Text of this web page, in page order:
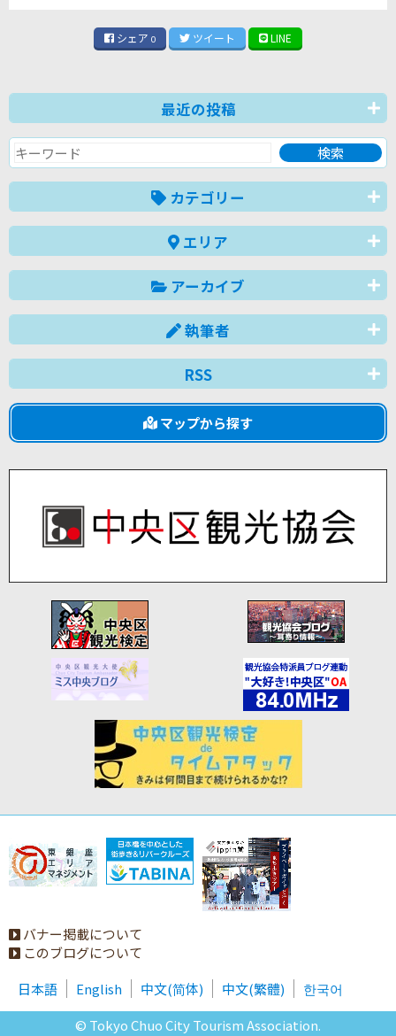
シェア 0 ツイート LINE
最近の投稿
カテゴリー
エリア
アーカイブ
執筆者
RSS
マップから探す
バナー掲載について
このブログについて
日本語
English 中文(简体) 中文(繁體)
한국어
© Tokyo Chuo City Tourism Association.